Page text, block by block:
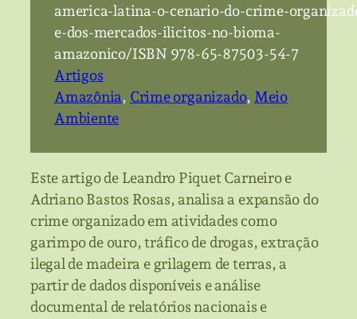
america-latina-o-cenario-do-crime-
e-dos-mercados-ilicitos-no-bioma-
amazonico/ISBN 978-65-87503-54-7
Artigos
Amazônia, Crime organizado, Meio
Ambiente
Este artigo de Leandro Piquet Carneiro e
Adriano Bastos Rosas, analisa a expansão do
crime organizado em atividades como
garimpo de ouro, tráfico de drogas, extração
ilegal de madeira e grilagem de terras, a
partir de dados disponíveis e análise
documental de relatórios nacionais e